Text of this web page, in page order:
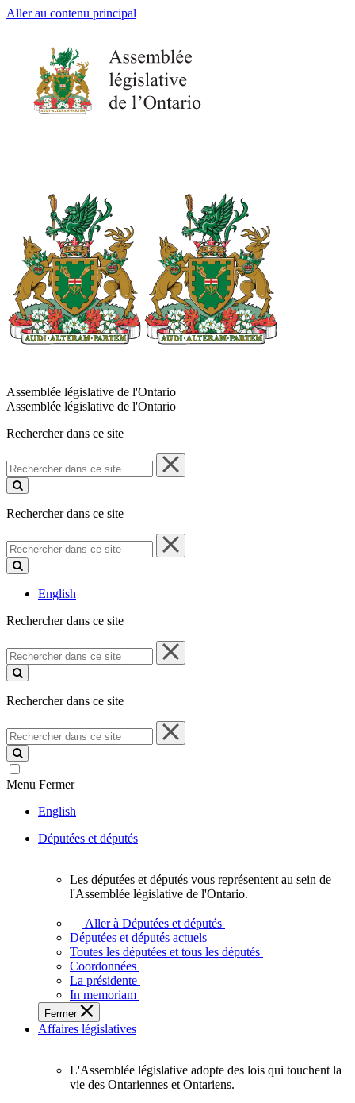
Aller au contenu principal
Assemblée législative de l'Ontario
Assemblée législative de l'Ontario
Rechercher dans ce site
Rechercher
dans
ce
Rechercher dans ce site
Rechercher
dans
ce
English
Rechercher dans ce site
Rechercher
dans
ce
Rechercher dans ce site
Rechercher
dans
ce
site
Menu Fermer
English
Députées et députés
députés
vous
représentent
sein
de
l'Assemblée
législative
l'Ontario.
Les députées et députés vous représentent au sein de
l'Assemblée législative de l'Ontario.
Aller à Députées et députés
Députées et députés actuels
Toutes les députées et tous les députés
Coordonnées
La présidente
In memoriam
Fermer
Affaires législatives
L'Assemblée
L'Assemblée législative adopte des lois qui touchent la
vie des Ontariennes et Ontariens.